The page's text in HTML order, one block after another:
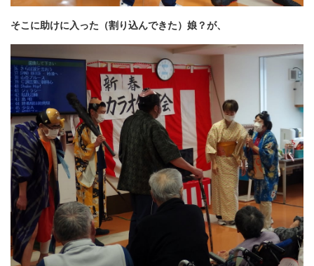
そこに助けに入った（割り込んできた）娘？が、